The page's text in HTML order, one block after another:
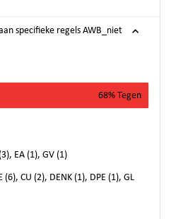
specifieke regels AWB_niet
68% Tegen
EA (1), GV (1)
(6), CU (2), DENK (1), DPE (1), GL